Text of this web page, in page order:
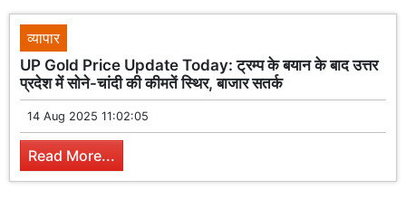
व्यापार
UP Gold Price Update Today: ट्रम्प के बयान के बाद उत्तर
प्रदेश में सोने-चांदी की कीमतें स्थिर, बाजार सतर्क
14 Aug 2025 11:02:05
Read More...